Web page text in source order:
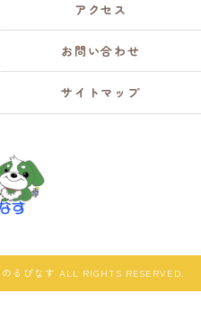
アクセス
お問い合わせ
サイトマップ
るぴなす ALL RIGHTS RESERVED.